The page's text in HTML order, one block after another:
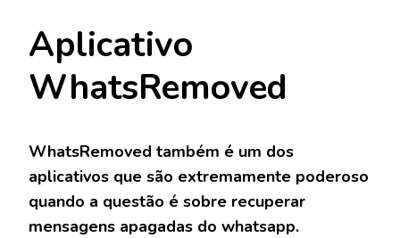
Aplicativo
WhatsRemoved
WhatsRemoved também é um dos
aplicativos que são extremamente poderoso
quando a questão é sobre recuperar
mensagens apagadas do whatsapp.